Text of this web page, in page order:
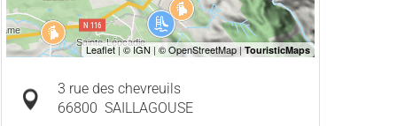
3 rue des chevreuils
66800 SAILLAGOUSE